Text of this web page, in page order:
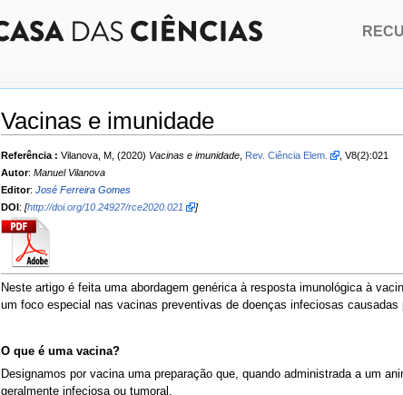
Vacinas e imunidade
Ir para:navegação,pesquisa
Referência : Vilanova, M, (2020) Vacinas e imunidade Rev. Ciência Elem.
, V8(2):021
Autor: Manuel Vilanova
Editor: José Ferreira Gomes
DOI: [http://doi.org/10.24927/rce2020.021 ]
Neste artigo é feita uma abordagem genérica à resposta imunológica à
um foco especial nas vacinas preventivas de doenças infeciosas
O que é uma vacina?
Designamos por vacina uma preparação que, quando administrada a um
geralmente infeciosa ou tumoral.